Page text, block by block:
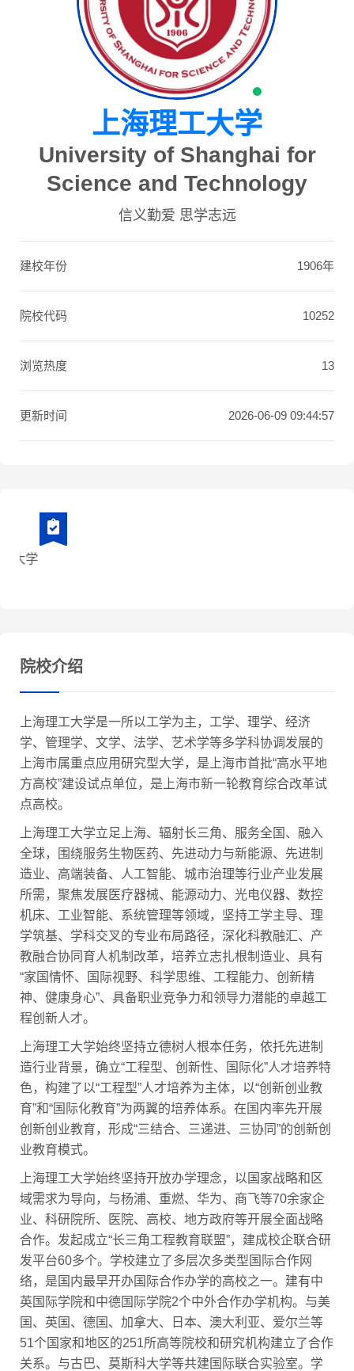
上海理工大学
University of Shanghai for
Science and Technology
信义勤爱 思学志远
建校年份 1906年
院校代码 10252
浏览热度 13
更新时间 2026-06-09 09:44:57
院校介绍
上海理工大学是一所以工学为主，工学、理学、经济
学、管理学、文学、法学、艺术学等多学科协调发展的
上海市属重点应用研究型大学，是上海市首批“高水平地
方高校”建设试点单位，是上海市新一轮教育综合改革试
点高校。
上海理工大学立足上海、辐射长三角、服务全国、融入
全球，围绕服务生物医药、先进动力与新能源、先进制
造业、高端装备、人工智能、城市治理等行业产业发展
所需，聚焦发展医疗器械、能源动力、光电仪器、数控
机床、工业智能、系统管理等领域，坚持工学主导、理
学筑基、学科交叉的专业布局路径，深化科教融汇、产
教融合协同育人机制改革，培养立志扎根制造业、具有
“家国情怀、国际视野、科学思维、工程能力、创新精
神、健康身心”、具备职业竞争力和领导力潜能的卓越工
程创新人才。
上海理工大学始终坚持立德树人根本任务，依托先进制
造行业背景，确立“工程型、创新性、国际化”人才培养特
色，构建了以“工程型”人才培养为主体，以“创新创业教
育”和“国际化教育”为两翼的培养体系。在国内率先开展
创新创业教育，形成“三结合、三递进、三协同”的创新创
业教育模式。
上海理工大学始终坚持开放办学理念，以国家战略和区
域需求为导向，与杨浦、重燃、华为、商飞等70余家企
业、科研院所、医院、高校、地方政府等开展全面战略
合作。发起成立“长三角工程教育联盟”，建成校企联合研
发平台60多个。学校建立了多层次多类型国际合作网
络，是国内最早开办国际合作办学的高校之一。建有中
英国际学院和中德国际学院2个中外合作办学机构。与美
国、英国、德国、加拿大、日本、澳大利亚、爱尔兰等
51个国家和地区的251所高等院校和研究机构建立了合作
关系。与古巴、莫斯科大学等共建国际联合实验室。学